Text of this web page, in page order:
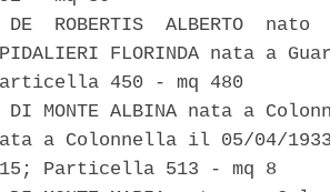
DE  ROBERTIS  ALBERTO  nato
FLORINDA nata
450 - mq 480
DI MONTE ALBINA nata a
a Colonnella il 05/04/
Particella 513 - mq 8